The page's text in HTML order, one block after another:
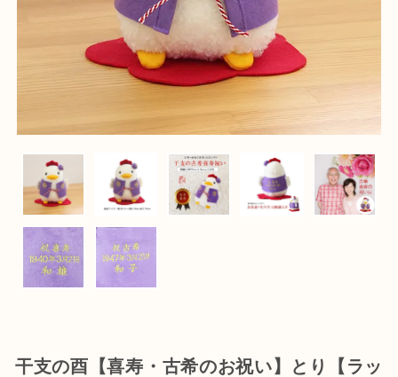
干支の酉【喜寿・古希のお祝い】とり【ラッ